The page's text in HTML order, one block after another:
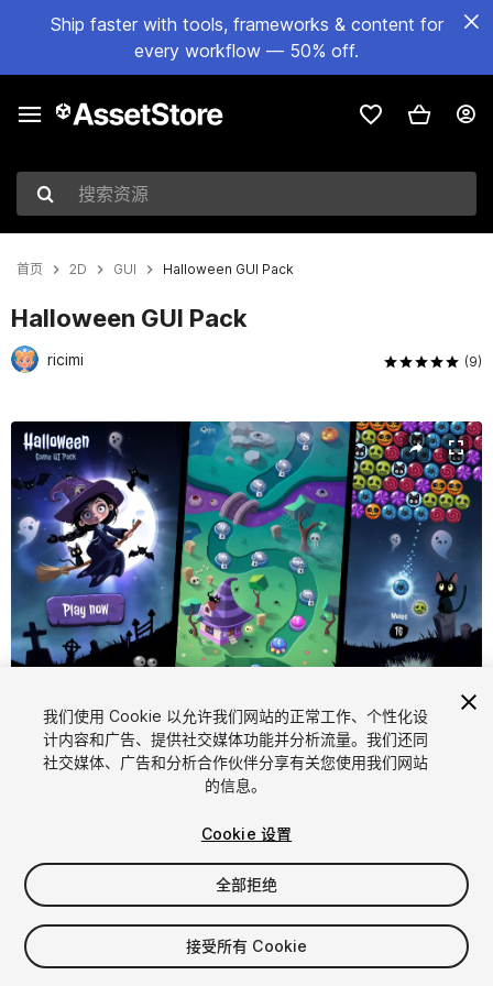
Ship faster with tools, frameworks & content for
every workflow — 50% off.
搜索资源
首页 2D GUI Halloween GUI Pack
Halloween GUI Pack
ricimi (9)
当前幻灯片：1 / 16
1/16
$69.99
增值税将在结算时计算
我们使用 Cookie 以允许我们网站的正常工作、个性化设
计内容和广告、提供社交媒体功能并分析流量。我们还同
社交媒体、广告和分析合作伙伴分享有关您使用我们网站
的信息。
Cookie 设置
全部拒绝
接受所有 Cookie